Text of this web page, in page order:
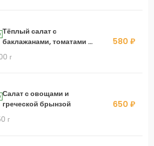
Тёплый салат с
баклажанами, томатами и
кремом из тофу
г
580 ₽
Салат с овощами и
греческой брынзой
г
650 ₽